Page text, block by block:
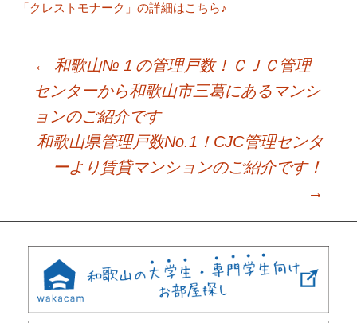
「クレストモナーク」の詳細はこちら♪
Post
navigation
← 和歌山№１の管理戸数！ＣＪＣ管理
センターから和歌山市三葛にあるマンシ
ョンのご紹介です
和歌山県管理戸数No.1！CJC管理センタ
ーより賃貸マンションのご紹介です！
→